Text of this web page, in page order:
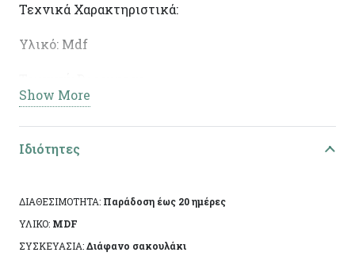
Τεχνικά Χαρακτηριστικά:
Υλικό: Mdf
Ειδικά χαρακτηριστικά: Χειροποίητη κατασκευή,
Το αντικείμενο ενδέχεται να φέρει ελάχιστες
αποκλίσεις ανά προϊόν λόγω της χειροποίητης
κατασκευής του. Made in Greece, by Korres Craft
Show More
Ιδιότητες
ΔΙΑΘΕΣΙΜΟΤΗΤΑ: Παράδοση έως 20 ημέρες
ΥΛΙΚΟ: MDF
ΣΥΣΚΕΥΑΣΙΑ:Διάφανο σακουλάκι